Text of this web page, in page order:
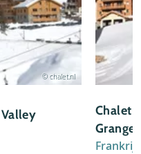
© chalet.nl
Chalet-
Frankrijk